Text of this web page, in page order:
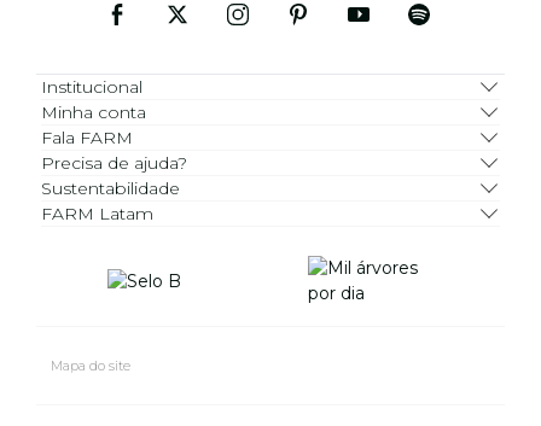
Institucional
Minha conta
Fala FARM
Precisa de ajuda?
Sustentabilidade
FARM Latam
Mapa do site